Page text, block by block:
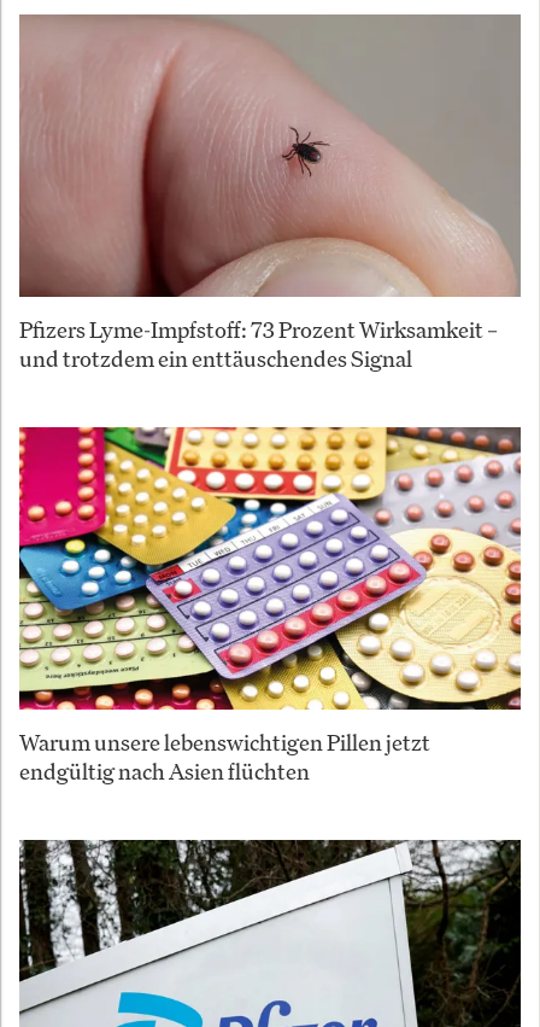
Pfizers Lyme-Impfstoff: 73 Prozent Wirksamkeit –
und trotzdem ein enttäuschendes Signal
Warum unsere lebenswichtigen Pillen jetzt
endgültig nach Asien flüchten